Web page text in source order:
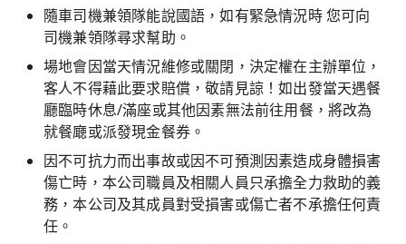
隨車司機兼領隊能說國語，如有緊急情況時 您可向
司機兼領隊尋求幫助。
場地會因當天情況維修或關閉，決定權在主辦單位，
客人不得藉此要求賠償，敬請見諒！如出發當天遇餐
廳臨時休息/滿座或其他因素無法前往用餐，將改為
就餐廰或派發現金餐券。
因不可抗力而出事故或因不可預測因素造成身體損害
傷亡時，本公司職員及相關人員只承擔全力救助的義
務，本公司及其成員對受損害或傷亡者不承擔任何責
任。